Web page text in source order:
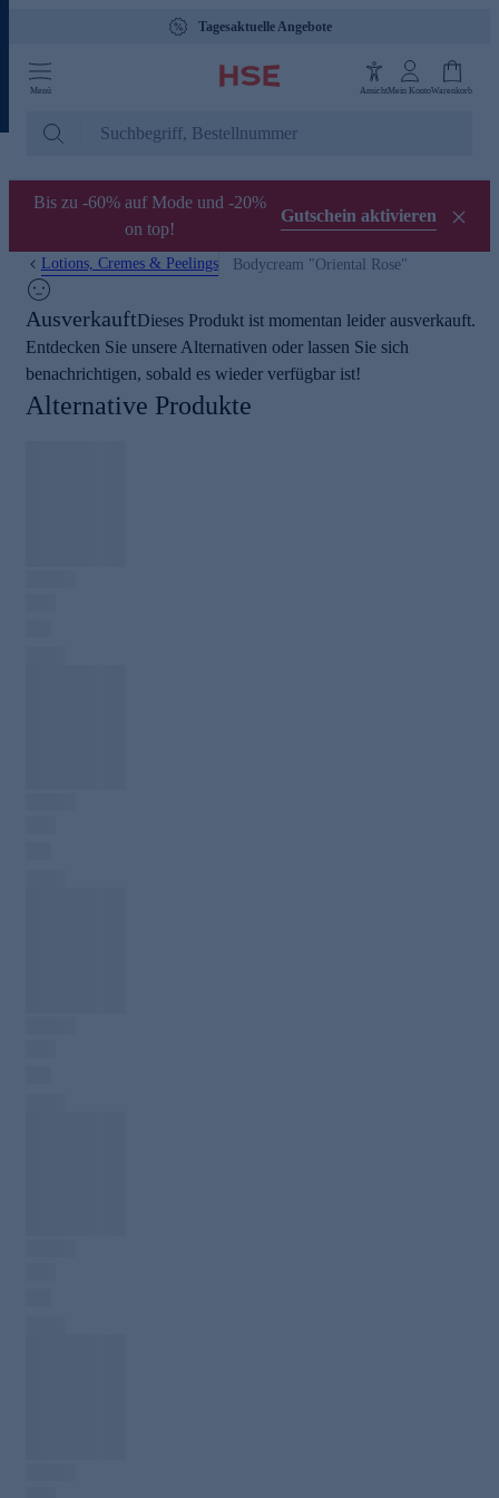
Tagesaktuelle Angebote
Menü AnsichtMein KontoWarenkorb
Bis zu -60% auf Mode und -20%
on top!
Gutschein aktivieren
Lotions, Cremes & Peelings Bodycream "Oriental Rose"
AusverkauftDieses Produkt ist momentan leider ausverkauft.
Entdecken Sie unsere Alternativen oder lassen Sie sich
benachrichtigen, sobald es wieder verfügbar ist!
Alternative Produkte